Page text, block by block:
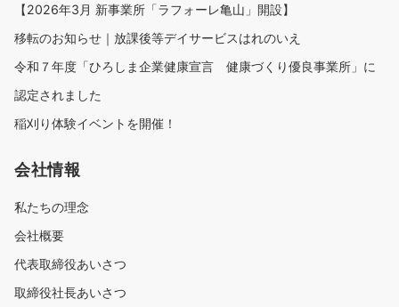
【2026年3月 新事業所「ラフォーレ亀山」開設】
移転のお知らせ｜放課後等デイサービスはれのいえ
令和７年度「ひろしま企業健康宣言 健康づくり優良事業所」に
認定されました
稲刈り体験イベントを開催！
会社情報
私たちの理念
会社概要
代表取締役あいさつ
取締役社長あいさつ